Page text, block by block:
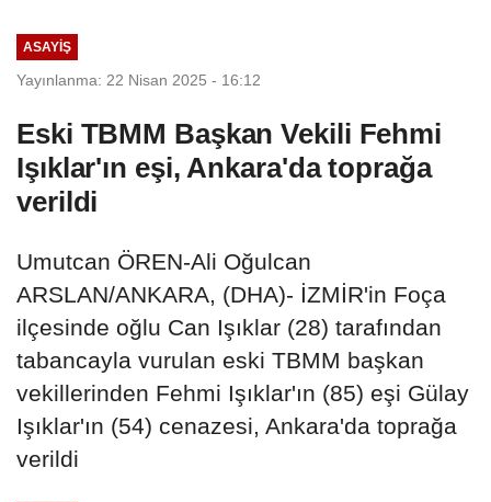
ASAYIŞ
Yayınlanma: 22 Nisan 2025 - 16:12
Eski TBMM Başkan Vekili Fehmi
Işıklar'ın eşi, Ankara'da toprağa
verildi
Umutcan ÖREN-Ali Oğulcan
ARSLAN/ANKARA, (DHA)- İZMİR'in Foça
ilçesinde oğlu Can Işıklar (28) tarafından
tabancayla vurulan eski TBMM başkan
vekillerinden Fehmi Işıklar'ın (85) eşi Gülay
Işıklar'ın (54) cenazesi, Ankara'da toprağa
verildi